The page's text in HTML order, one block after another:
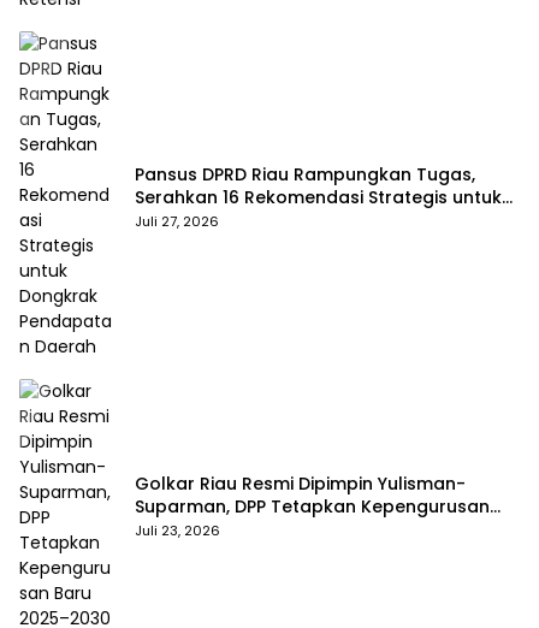
Pansus DPRD Riau Rampungkan Tugas,
Serahkan 16 Rekomendasi Strategis untuk
Dongkrak Pendapatan Daerah
Juli 27, 2026
Golkar Riau Resmi Dipimpin Yulisman-
Suparman, DPP Tetapkan Kepengurusan
Baru 2025–2030
Juli 23, 2026